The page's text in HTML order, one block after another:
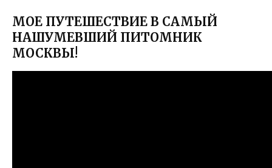
МОЕ ПУТЕШЕСТВИЕ В САМЫЙ
НАШУМЕВШИЙ ПИТОМНИК
МОСКВЫ!